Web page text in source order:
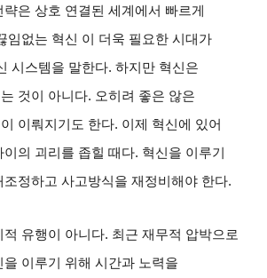
은 상호 연결된 세계에서 빠르게
임없는 혁신 이 더욱 필요한 시대가
시스템을 말한다.하지만 혁신은
것이 아니다. 오히려 좋은 않은
이뤄지기도 한다. 이제 혁신에 있어
이의 괴리를 좁힐 때다. 혁신을 이루기
조정하고 사고방식을 재정비해야 한다.
적 유행이 아니다. 최근 재무적 압박으로
이루기 위해 시간과 노력을